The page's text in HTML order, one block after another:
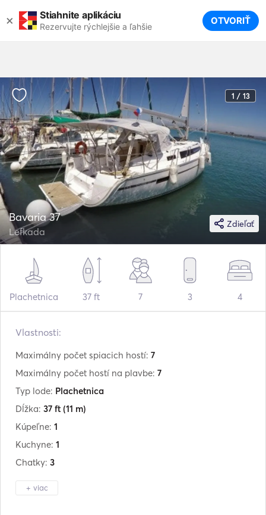
× Stiahnite aplikáciu
Rezervujte rýchlejšie a ľahšie OTVORIŤ
1 / 13
Zdieľať
Bavaria 37
Lefkada
Plachetnica 37 ft 7 3 4
Vlastnosti:
Maximálny počet spiacich hostí: 7
Maximálny počet hostí na plavbe: 7
Typ lode: Plachetnica
Dĺžka: 37 ft (11 m)
Kúpeľne: 1
Kuchyne: 1
Chatky: 3
+ viac